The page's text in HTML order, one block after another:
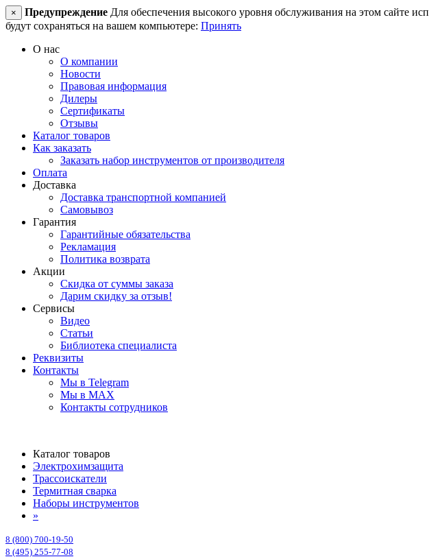
× Предупреждение Для обеспечения высокого уровня обслуживания на этом сайте
будут сохраняться на вашем компьютере: Принять
О нас
О компании
Новости
Правовая информация
Дилеры
Сертификаты
Отзывы
Каталог товаров
Как заказать
Заказать набор инструментов от производителя
Оплата
Доставка
Доставка транспортной компанией
Самовывоз
Гарантия
Гарантийные обязательства
Рекламация
Политика возврата
Акции
Скидка от суммы заказа
Дарим скидку за отзыв!
Сервисы
Видео
Статьи
Библиотека специалиста
Реквизиты
Контакты
Мы в Telegram
Мы в MAX
Контакты сотрудников
Каталог товаров
Электрохимзащита
Трассоискатели
Термитная сварка
Наборы инструментов
»
8 (800) 700-19-50
8 (495) 255-77-08